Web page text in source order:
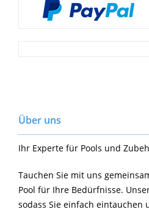
Über uns
Ihr Experte für Pools und
Tauchen Sie mit uns
Pool für Ihre Bedürfnisse.
sodass Sie einfach eintauchen